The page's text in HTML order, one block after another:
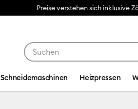
Preise verstehen sich inklusive
Schneidemaschinen Heizpressen